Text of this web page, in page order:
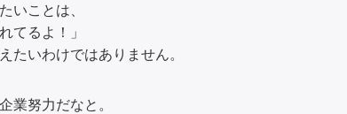
いことは、
てるよ！」
たいわけではありません。
業努力だなと。